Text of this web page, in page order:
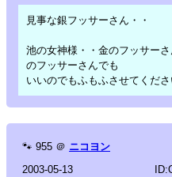
見事な銀フッサーさん・・
池の女神様・・金のフッサー
のフッサーさんでも
いいのでもふもふさせてくださ
🐾 955 ＠ ニコヨン
2003-05-13